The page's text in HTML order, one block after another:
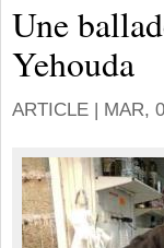
Une
Yehouda
ARTICLE | MAR,